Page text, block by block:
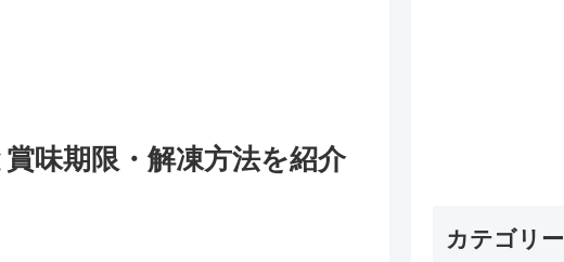
味期限・解凍方法を紹介
カテゴリー